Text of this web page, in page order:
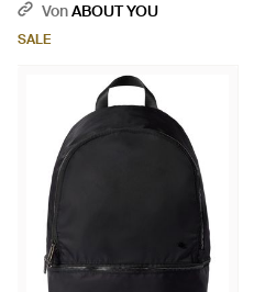
VonABOUT YOU
SALE